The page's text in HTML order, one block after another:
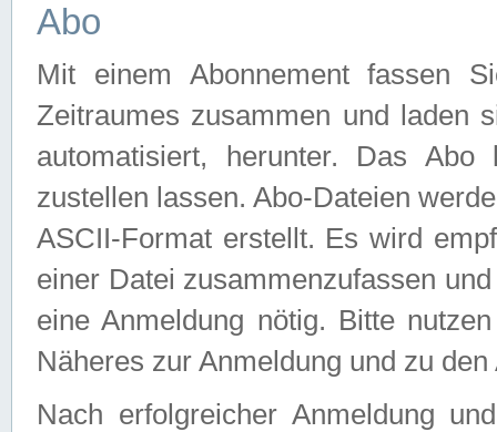
Abo
Mit einem Abonnement fassen
Zeitraumes zusammen und laden
automatisiert, herunter. Das
zustellen lassen. Abo-Dateien
ASCII-Format erstellt. Es wird
einer Datei zusammenzufassen
eine Anmeldung nötig. Bitte
Näheres zur Anmeldung und zu
Nach erfolgreicher Anmeldung